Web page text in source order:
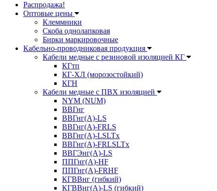
Распродажа!
Оптовые цены
Клеммники
Скоба однолапковая
Бирки маркировочные
Кабельно-проводниковая продукция
Кабели медные с резиновой изоляцией КГ
КГтп
КГ-ХЛ (морозостойкий)
КГН
Кабели медные с ПВХ изоляцией
NYM (NUM)
ВВГнг
ВВГнг(А)-LS
ВВГнг(А)-FRLS
ВВГнг(A)-LSLTx
ВВГнг(A)-FRLSLTx
ВВГЭнг(А)-LS
ППГнг(А)-HF
ППГнг(А)-FRHF
КГВВнг (гибкий)
КГВВнг(А)-LS (гибкий)